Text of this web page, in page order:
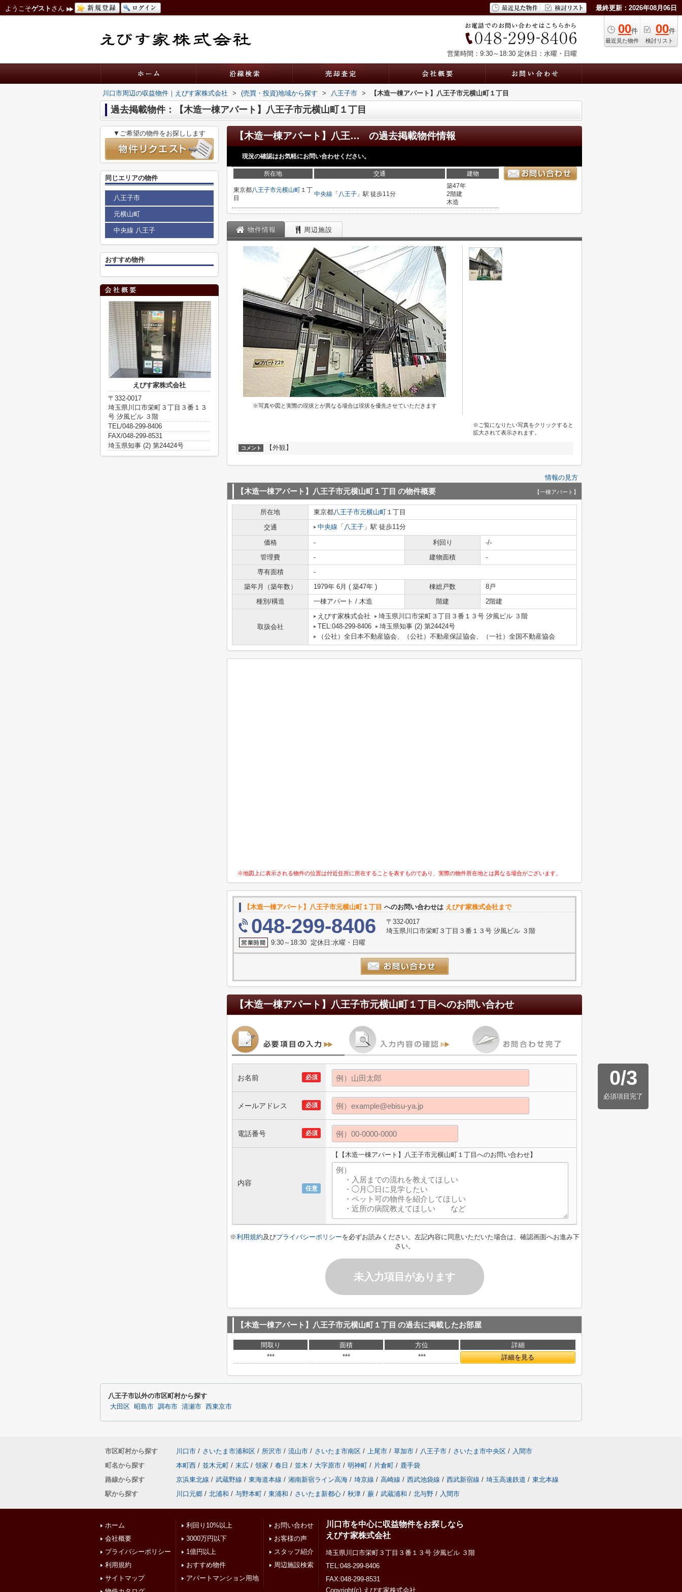
ようこそゲスト さん 最終更新：2026年08月06日
00件
最近見た物件
00件
検討リスト
営業時間：9:30～18:30 定休日：水曜・日曜
川口市周辺の収益物件｜えびす家株式会社 > (売買・投資)地域から探す > 八王子市 > 【木造一棟アパート】八王子市元横山町１丁目
過去掲載物件：【木造一棟アパート】八王子市元横山町１丁目
【木造一棟アパート】八王子市元横山町１丁目 の過去掲載物件情報
現況の確認はお気軽にお問い合わせください。
所在地 交通 建物
東京都八王子市元横山町 １丁
目
中央線 「 八王子 」駅 徒歩11分
築47年
2階建
木造
物件情報 周辺施設
※写真や図と実際の現状とが異なる場合は現状を優先させていただきます
※ご覧になりたい写真をクリックすると
拡大されて表示されます。
コメント 【外観】
情報の見方
【木造一棟アパート】八王子市元横山町１丁目 の物件概要 【一棟アパート】
所在地 東京都八王子市元横山町 １丁目
交通
中央線 「 八王子 」駅 徒歩11分
価格 - 利回り
-/-
管理費
- 建物面積
-
専有面積
-
築年月（築年数）
1979年 6月 ( 築47年 ) 棟総戸数
8戸
種別/構造
一棟アパート / 木造 階建 2階建
取扱会社
えびす家株式会社
埼玉県川口市栄町３丁目３番１３号 汐風ビル ３階
TEL:048-299-8406
埼玉県知事 (2) 第24424号
（公社）全日本不動産協会、（公社）不動産保証協会、（一社）全国不動産協会
※地図上に表示される物件の位置は付近住所に所在することを表すものであり、実際の物件所在地とは異なる場合がございます。
【木造一棟アパート】八王子市元横山町１丁目 へのお問い合わせは えびす家株式会社まで
048-299-8406
〒332-0017
埼玉県川口市栄町３丁目３番１３号 汐風ビル ３階
9:30～18:30 定休日:水曜・日曜
【木造一棟アパート】八王子市元横山町１丁目 へのお問い合わせ
0/3
必須項目完了
必須
お名前
必須
メールアドレス
必須
電話番号
任意
内容
【【木造一棟アパート】八王子市元横山町１丁目へのお問い合わせ】
※利用規約及びプライバシーポリシーを必ずお読みください。左記内容に同意いただいた場合は、確認画面へお進み下
さい。
未入力項目があります
【木造一棟アパート】八王子市元横山町１丁目 の過去に掲載したお部屋
間取り 面積 方位
詳細
***
*** *** 詳細を見る
▼ご希望の物件をお探しします
同じエリアの物件
八王子市
元横山町
中央線 八王子
おすすめ物件
えびす家株式会社
〒332-0017
埼玉県川口市栄町３丁目３番１３
号 汐風ビル ３階
TEL/048-299-8406
FAX/048-299-8531
埼玉県知事 (2) 第24424号
八王子市以外の市区町村から探す
大田区 昭島市 調布市 清瀬市 西東京市
市区町村から探す 川口市 / さいたま市浦和区 / 所沢市 / 流山市 / さいたま市南区 / 上尾市 / 草加市 / 八王子市 / さいたま市中央区 / 入間市
町名から探す
本町西 / 並木元町 / 末広 / 領家 / 春日 / 並木 / 大字原市 / 明神町 / 片倉町 / 鹿手袋
路線から探す
京浜東北線 / 武蔵野線 / 東海道本線 / 湘南新宿ライン高海 / 埼京線 / 高崎線 / 西武池袋線 / 西武新宿線 / 埼玉高速鉄道 / 東北本線
駅から探す
川口元郷 / 北浦和 / 与野本町 / 東浦和 / さいたま新都心 / 秋津 / 蕨 / 武蔵浦和 / 北与野 / 入間市
ホーム
会社概要
プライバシーポリシー
利用規約
サイトマップ
利回り10%以上
3000万円以下
1億円以上
おすすめ物件
アパートマンション用地
お問い合わせ
お客様の声
スタッフ紹介
周辺施設検索
川口市を中心に収益物件をお探しなら
えびす家株式会社
埼玉県川口市栄町３丁目３番１３号 汐風ビル ３階
TEL:048-299-8406
FAX:048-299-8531
Copyright(c) えびす家株式会社